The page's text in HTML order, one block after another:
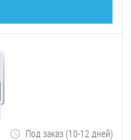
Под заказ (10-12 дней)